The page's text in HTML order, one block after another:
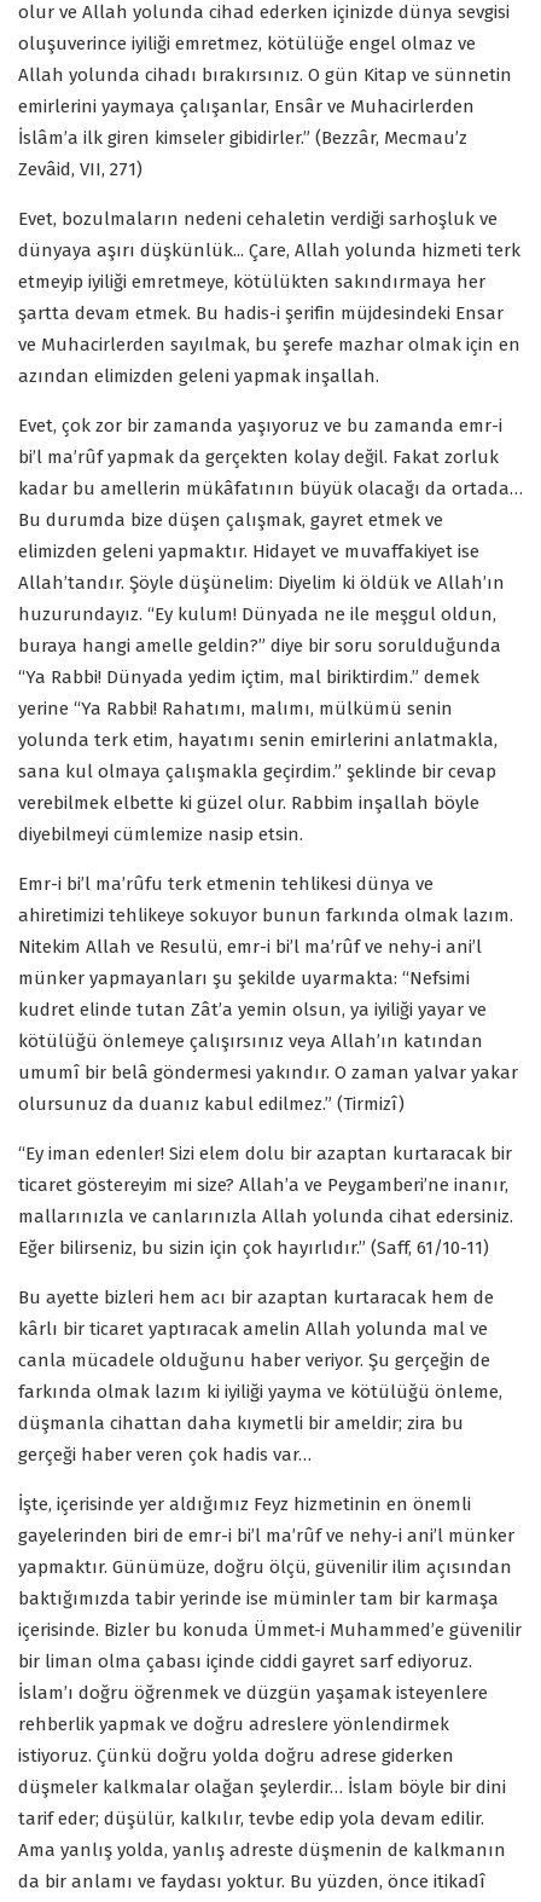
olur ve Allah yolunda cihad ederken içinizde dünya sevgisi
oluşuverince iyiliği emretmez, kötülüğe engel olmaz ve
Allah yolunda cihadı bırakırsınız. O gün Kitap ve sünnetin
emirlerini yaymaya çalışanlar, Ensâr ve Muhacirlerden
İslâm’a ilk giren kimseler gibidirler.” (Bezzâr, Mecmau’z
Zevâid, VII, 271)
Evet, bozulmaların nedeni cehaletin verdiği sarhoşluk ve
dünyaya aşırı düşkünlük... Çare, Allah yolunda hizmeti terk
etmeyip iyiliği emretmeye, kötülükten sakındırmaya her
şartta devam etmek. Bu hadis-i şerifin müjdesindeki Ensar
ve Muhacirlerden sayılmak, bu şerefe mazhar olmak için en
azından elimizden geleni yapmak inşallah.
Evet, çok zor bir zamanda yaşıyoruz ve bu zamanda emr-i
bi’l ma’rûf yapmak da gerçekten kolay değil. Fakat zorluk
kadar bu amellerin mükâfatının büyük olacağı da ortada…
Bu durumda bize düşen çalışmak, gayret etmek ve
elimizden geleni yapmaktır. Hidayet ve muvaffakiyet ise
Allah’tandır. Şöyle düşünelim: Diyelim ki öldük ve Allah’ın
huzurundayız. “Ey kulum! Dünyada ne ile meşgul oldun,
buraya hangi amelle geldin?” diye bir soru sorulduğunda
“Ya Rabbi! Dünyada yedim içtim, mal biriktirdim.” demek
yerine “Ya Rabbi! Rahatımı, malımı, mülkümü senin
yolunda terk etim, hayatımı senin emirlerini anlatmakla,
sana kul olmaya çalışmakla geçirdim.” şeklinde bir cevap
verebilmek elbette ki güzel olur. Rabbim inşallah böyle
diyebilmeyi cümlemize nasip etsin.
Emr-i bi’l ma’rûfu terk etmenin tehlikesi dünya ve
ahiretimizi tehlikeye sokuyor bunun farkında olmak lazım.
Nitekim Allah ve Resulü, emr-i bi’l ma’rûf ve nehy-i ani’l
münker yapmayanları şu şekilde uyarmakta: “Nefsimi
kudret elinde tutan Zât’a yemin olsun, ya iyiliği yayar ve
kötülüğü önlemeye çalışırsınız veya Allah’ın katından
umumî bir belâ göndermesi yakındır. O zaman yalvar yakar
olursunuz da duanız kabul edilmez.” (Tirmizî)
“Ey iman edenler! Sizi elem dolu bir azaptan kurtaracak bir
ticaret göstereyim mi size? Allah’a ve Peygamberi’ne inanır,
mallarınızla ve canlarınızla Allah yolunda cihat edersiniz.
Eğer bilirseniz, bu sizin için çok hayırlıdır.” (Saff, 61/10-11)
Bu ayette bizleri hem acı bir azaptan kurtaracak hem de
kârlı bir ticaret yaptıracak amelin Allah yolunda mal ve
canla mücadele olduğunu haber veriyor. Şu gerçeğin de
farkında olmak lazım ki iyiliği yayma ve kötülüğü önleme,
düşmanla cihattan daha kıymetli bir ameldir; zira bu
gerçeği haber veren çok hadis var…
İşte, içerisinde yer aldığımız Feyz hizmetinin en önemli
gayelerinden biri de emr-i bi’l ma’rûf ve nehy-i ani’l münker
yapmaktır. Günümüze, doğru ölçü, güvenilir ilim açısından
baktığımızda tabir yerinde ise müminler tam bir karmaşa
içerisinde. Bizler bu konuda Ümmet-i Muhammed’e güvenilir
bir liman olma çabası içinde ciddi gayret sarf ediyoruz.
İslam’ı doğru öğrenmek ve düzgün yaşamak isteyenlere
rehberlik yapmak ve doğru adreslere yönlendirmek
istiyoruz. Çünkü doğru yolda doğru adrese giderken
düşmeler kalkmalar olağan şeylerdir… İslam böyle bir dini
tarif eder; düşülür, kalkılır, tevbe edip yola devam edilir.
Ama yanlış yolda, yanlış adreste düşmenin de kalkmanın
da bir anlamı ve faydası yoktur. Bu yüzden, önce itikadî